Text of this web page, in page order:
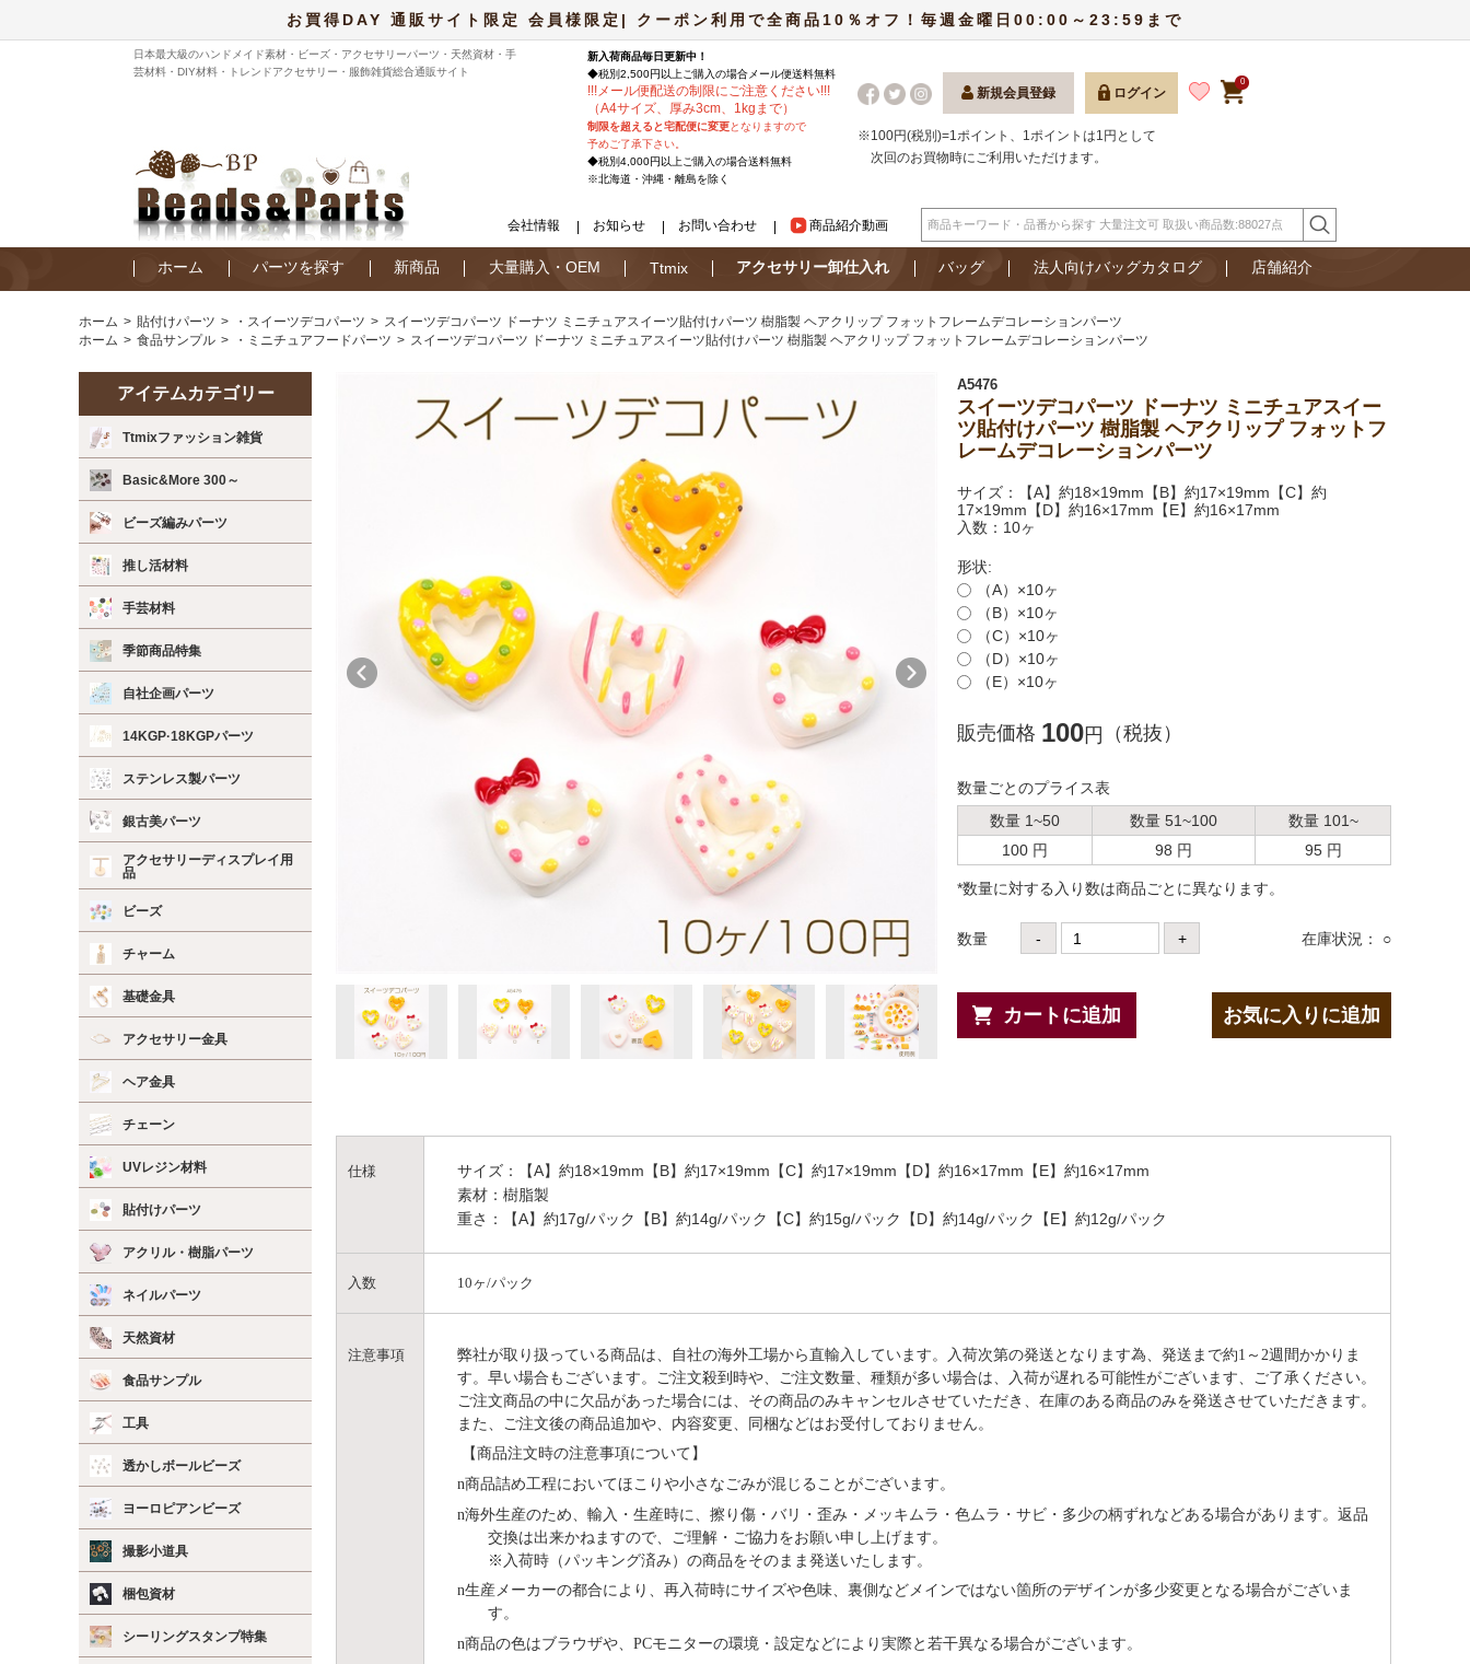
お買得DAY 通販サイト限定 会員様限定| クーポン利用で全商品10％オフ！毎週金曜日00:00～23:59まで
日本最大級のハンドメイド素材・ビーズ・アクセサリーパーツ・天然資材・手
芸材料・DIY材料・トレンドアクセサリー・服飾雑貨総合通販サイト
新入荷商品毎日更新中！
◆税別2,500円以上ご購入の場合 メール便送料無料
!!!メール便配送の制限にご注意ください!!!
（A4サイズ、厚み3cm、1kgまで）
制限を超えると宅配便に変更となりますので
予めご了承下さい。
◆税別4,000円以上ご購入の場合送料無料
※北海道・沖縄・離島を除く
新規会員登録 ログイン
0
※100円(税別)=1ポイント、1ポイントは1円として
次回のお買物時にご利用いただけます。
会社情報 お知らせ お問い合わせ 商品紹介動画
ホーム パーツを探す 新商品 大量購入・OEM Ttmix アクセサリー卸仕入れ バッグ 法人向けバッグカタログ 店舗紹介
ホーム 貼付けパーツ ・スイーツデコパーツ
スイーツデコパーツ ドーナツ ミニチュアスイーツ貼付けパーツ 樹脂製 ヘアクリップ フォットフレームデコレーションパーツ
ホーム
食品サンプル ・ミニチュアフードパーツ スイーツデコパーツ ドーナツ ミニチュアスイーツ貼付けパーツ 樹脂製 ヘアクリップ フォットフレームデコレーションパーツ
アイテムカテゴリー
Ttmixファッション雑貨
Basic&More 300～
ビーズ編みパーツ
推し活材料
手芸材料
季節商品特集
自社企画パーツ
14KGP·18KGPパーツ
ステンレス製パーツ
銀古美パーツ
アクセサリーディスプレイ用
品
ビーズ
チャーム
基礎金具
アクセサリー金具
ヘア金具
チェーン
UVレジン材料
貼付けパーツ
アクリル・樹脂パーツ
ネイルパーツ
天然資材
食品サンプル
工具
透かしボールビーズ
ヨーロピアンビーズ
撮影小道具
梱包資材
シーリングスタンプ特集
A5476
スイーツデコパーツ ドーナツ ミニチュアスイー
ツ貼付けパーツ 樹脂製 ヘアクリップ フォットフ
レームデコレーションパーツ
サイズ：【A】約18×19mm【B】約17×19mm【C】約
17×19mm【D】約16×17mm【E】約16×17mm
入数：10ヶ
形状:
（A）×10ヶ
（B）×10ヶ
（C）×10ヶ
（D）×10ヶ
（E）×10ヶ
販売価格 100円 （税抜）
数量ごとのプライス表
数量 1~50
数量 51~100
数量 101~
100 円
98 円 95 円
*数量に対する⼊り数は商品ごとに異なります。
数量 - + 在庫状況： ○
カートに追加 お気に入りに追加
仕様
サイズ：【A】約18×19mm【B】約17×19mm【C】約17×19mm【D】約16×17mm【E】約16×17mm
素材：樹脂製
重さ：【A】約17g/パック【B】約14g/パック【C】約15g/パック【D】約14g/パック【E】約12g/パック
入数 10ヶ/パック
注意事項 弊社が取り扱っている商品は、自社の海外工場から直輸入しています。入荷次第の発送となります為、発送まで約1～2週間かかりま
す。早い場合もございます。ご注文殺到時や、ご注文数量、種類が多い場合は、入荷が遅れる可能性がございます、ご了承ください。
ご注文商品の中に欠品があった場合には、その商品のみキャンセルさせていただき、在庫のある商品のみを発送させていただきます。
また、ご注文後の商品追加や、内容変更、同梱などはお受付しておりません。
【商品注文時の注意事項について】
n商品詰め⼯程においてほこりや⼩さなごみが混じることがございます。
n海外⽣産のため、輸⼊・⽣産時に、擦り傷・バリ・歪み・メッキムラ・色ムラ・サビ・多少の柄ずれなどある場合があります。返品
交換は出来かねますので、ご理解・ご協⼒をお願い申し上げます。
※⼊荷時（パッキング済み）の商品をそのまま発送いたします。
n⽣産メーカーの都合により、再⼊荷時にサイズや⾊味、裏側などメインではない箇所のデザインが多少変更となる場合がございま
す。
n商品の⾊はブラウザや、PCモニターの環境・設定などにより実際と若⼲異なる場合がございます。